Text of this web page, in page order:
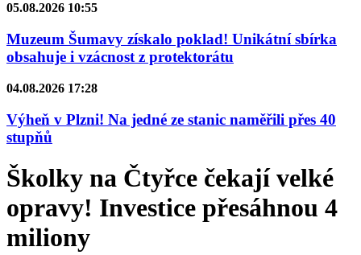
05.08.2026 10:55
Muzeum Šumavy získalo poklad! Unikátní sbírka
obsahuje i vzácnost z protektorátu
04.08.2026 17:28
Výheň v Plzni! Na jedné ze stanic naměřili přes 40
stupňů
Školky na Čtyřce čekají velké
opravy! Investice přesáhnou 4
miliony